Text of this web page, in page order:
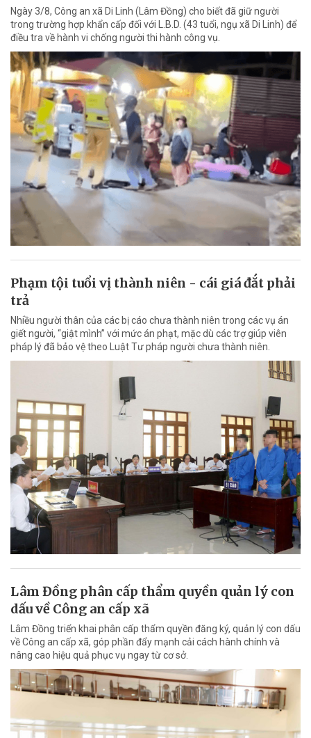
Ngày 3/8, Công an xã Di Linh (Lâm Đồng) cho biết đã giữ người
trong trường hợp khẩn cấp đối với L.B.D. (43 tuổi, ngụ xã Di Linh) để
điều tra về hành vi chống người thi hành công vụ.
Phạm tội tuổi vị thành niên - cái giá đắt phải
trả
Nhiều người thân của các bị cáo chưa thành niên trong các vụ án
giết người, “giật mình” với mức án phạt, mặc dù các trợ giúp viên
pháp lý đã bảo vệ theo Luật Tư pháp người chưa thành niên.
Lâm Đồng phân cấp thẩm quyền quản lý con
dấu về Công an cấp xã
Lâm Đồng triển khai phân cấp thẩm quyền đăng ký, quản lý con dấu
về Công an cấp xã, góp phần đẩy mạnh cải cách hành chính và
nâng cao hiệu quả phục vụ ngay từ cơ sở.